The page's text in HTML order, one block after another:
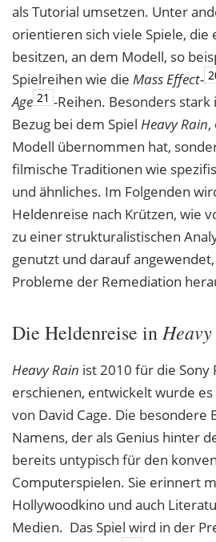
als Tutorial umsetzen. Unter
orientieren sich viele Spiele, die
besitzen, an dem Modell, so
Spielreihen wie die Mass Effect-
Age 21 -Reihen. Besonders
Bezug bei dem Spiel Heavy Rain,
Modell übernommen hat,
filmische Traditionen wie
und ähnliches. Im Folgenden
Heldenreise nach Krützen, wie
zu einer strukturalistischen
genutzt und darauf
Probleme der Remediation
Die Heldenreise in
Heavy Rain ist 2010 für die Sony
erschienen, entwickelt wurde
von David Cage. Die besondere
Namens, der als Genius hinter
bereits untypisch für den
Computerspielen. Sie erinnert
Hollywoodkino und auch
Medien. Das Spiel wird in der